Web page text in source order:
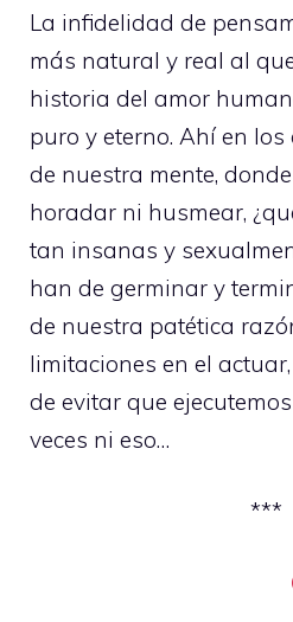
La infidelidad de
más natural y real al
historia del amor
puro y eterno. Ahí en los
de nuestra mente,
horadar ni husmear,
tan insanas y
han de germinar y
de nuestra patética
limitaciones en el
de evitar que
veces ni eso…
***